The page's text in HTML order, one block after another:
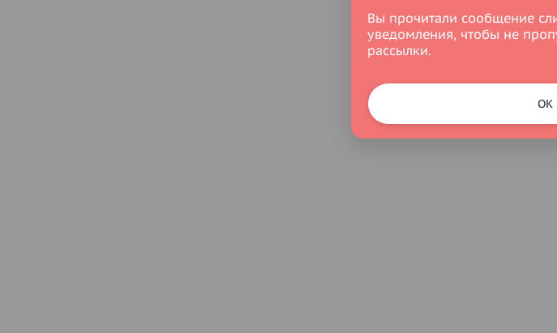
Вы прочитали сообщение
уведомления, чтобы не
рассылки.
OK